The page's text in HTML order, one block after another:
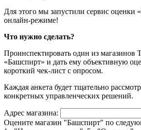
Для этого мы запустили сервис оценки
онлайн-режиме!
Что нужно сделать?
Проинспектировать один из магазинов
«Башспирт» и дать ему объективную
короткий чек-лист с опросом.
Каждая анкета будет тщательно
конкретных управленческих решений.
Адрес магазина:
Оцените магазин "Башспирт" по